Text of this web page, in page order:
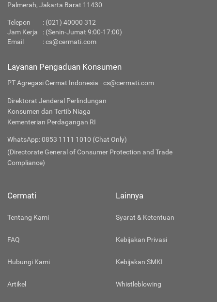
Palmerah, Jakarta Barat 11430
Telepon : (021) 40000 312
Jam Kerja
: (Senin-Jumat 9:00-17:00)
Email
:cs@cermati.com
Layanan Pengaduan Konsumen
PT Agregasi Cermat Indonesia - cs@cermati.com
Direktorat Jenderal Perlindungan
Konsumen dan Tertib Niaga
Kementerian Perdagangan RI
WhatsApp: 0853 1111 1010 (Chat Only)
(Directorate General of Consumer Protection and Trade
Compliance)
Cermati
Tentang Kami
FAQ
Hubungi Kami
Artikel
Lainnya
Syarat & Ketentuan
Kebijakan Privasi
Kebijakan SMKI
Whistleblowing